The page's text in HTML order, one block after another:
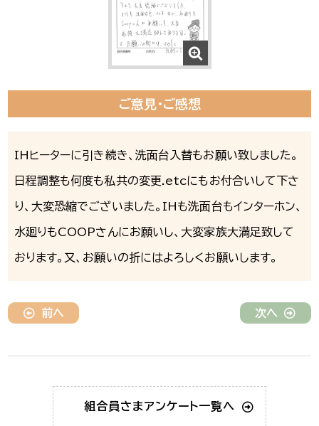
ご意見・ご感想
IHヒーターに引き続き、洗面台入替もお願い致しました。
日程調整も何度も私共の変更.etcにもお付合いして下さ
り、大変恐縮でございました。IHも洗面台もインターホン、
水廻りもCOOPさんにお願いし、大変家族大満足致して
おります。又、お願いの折にはよろしくお願いします。
前へ 次へ
組合員さまアンケート一覧へ